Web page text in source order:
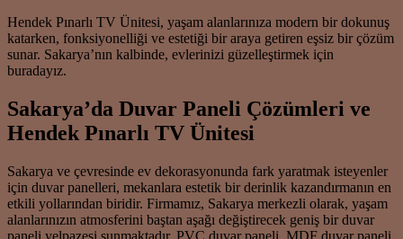
Hendek Pınarlı TV Ünitesi, yaşam alanlarınıza modern bir dokunuş
katarken, fonksiyonelliği ve estetiği bir araya getiren eşsiz bir çözüm
sunar. Sakarya’nın kalbinde, evlerinizi güzelleştirmek için
buradayız.
Sakarya’da Duvar Paneli Çözümleri ve
Hendek Pınarlı TV Ünitesi
Sakarya ve çevresinde ev dekorasyonunda fark yaratmak isteyenler
için duvar panelleri, mekanlara estetik bir derinlik kazandırmanın en
etkili yollarından biridir. Firmamız, Sakarya merkezli olarak, yaşam
alanlarınızın atmosferini baştan aşağı değiştirecek geniş bir duvar
paneli yelpazesi sunmaktadır. PVC duvar paneli, MDF duvar paneli,